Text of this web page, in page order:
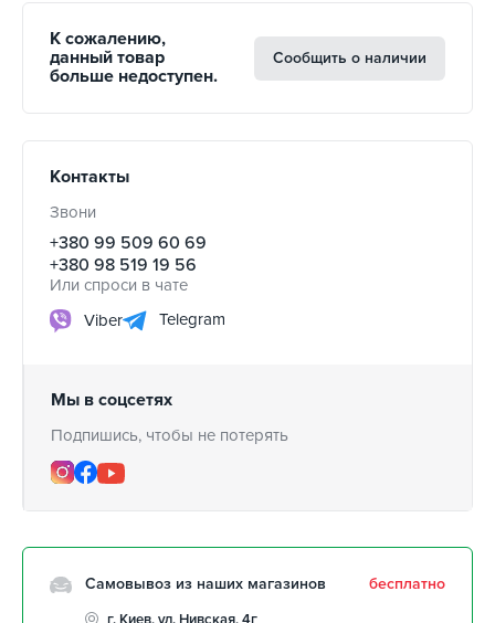
К сожалению,
данный товар
больше недоступен.
Сообщить о наличии
Контакты
Звони
+380 99 509 60 69
+380 98 519 19 56
Или спроси в чате
Viber
Telegram
Мы в соцсетях
Подпишись, чтобы не потерять
Самовывоз из наших магазинов бесплатно